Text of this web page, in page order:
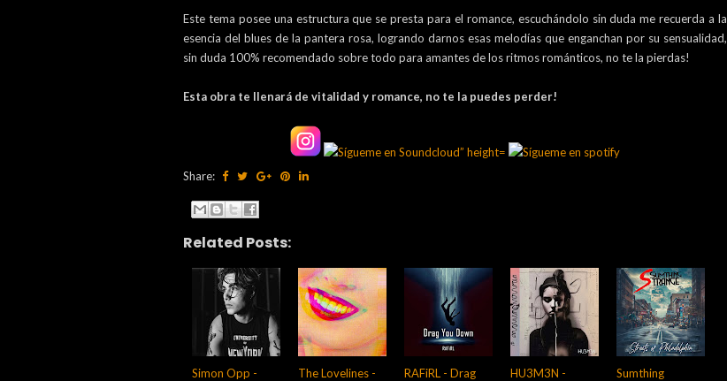
Este tema posee una estructura que se presta para el romance, escuchándolo sin duda me recuerda a la
esencia del blues de la pantera rosa, logrando darnos esas melodías que enganchan por su sensualidad,
sin duda 100% recomendado sobre todo para amantes de los ritmos románticos, no te la pierdas!
Esta obra te llenará de vitalidad y romance, no te la puedes perder!
Share:
Related Posts:
Simon Opp -
The Lovelines -
RAFiRL - Drag
HU3M3N -
Sumthing